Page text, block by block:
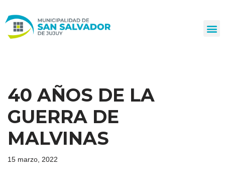
al
40 AÑOS DE LA
GUERRA DE
MALVINAS
15 marzo, 2022